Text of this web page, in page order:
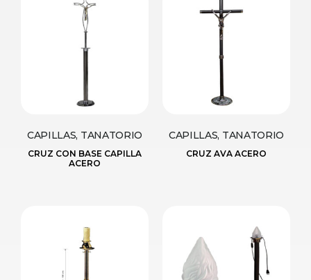
CAPILLAS, TANATORIO
CRUZ CON BASE CAPILLA
ACERO
CAPILLAS, TANATORIO
CRUZ AVA ACERO